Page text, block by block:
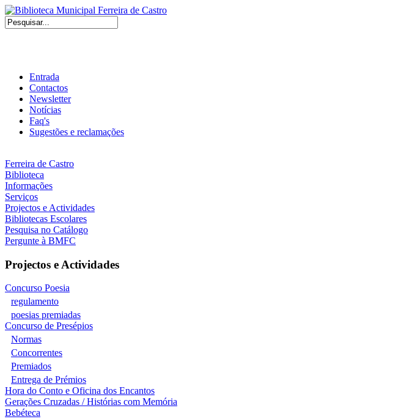
Entrada
Contactos
Newsletter
Notícias
Faq's
Sugestões e reclamações
Ferreira de Castro
Biblioteca
Informações
Serviços
Projectos e Actividades
Bibliotecas Escolares
Pesquisa no Catálogo
Pergunte à BMFC
Projectos e Actividades
Concurso Poesia
regulamento
poesias premiadas
Concurso de Presépios
Normas
Concorrentes
Premiados
Entrega de Prémios
Hora do Conto e Oficina dos Encantos
Gerações Cruzadas / Histórias com Memória
Bebéteca